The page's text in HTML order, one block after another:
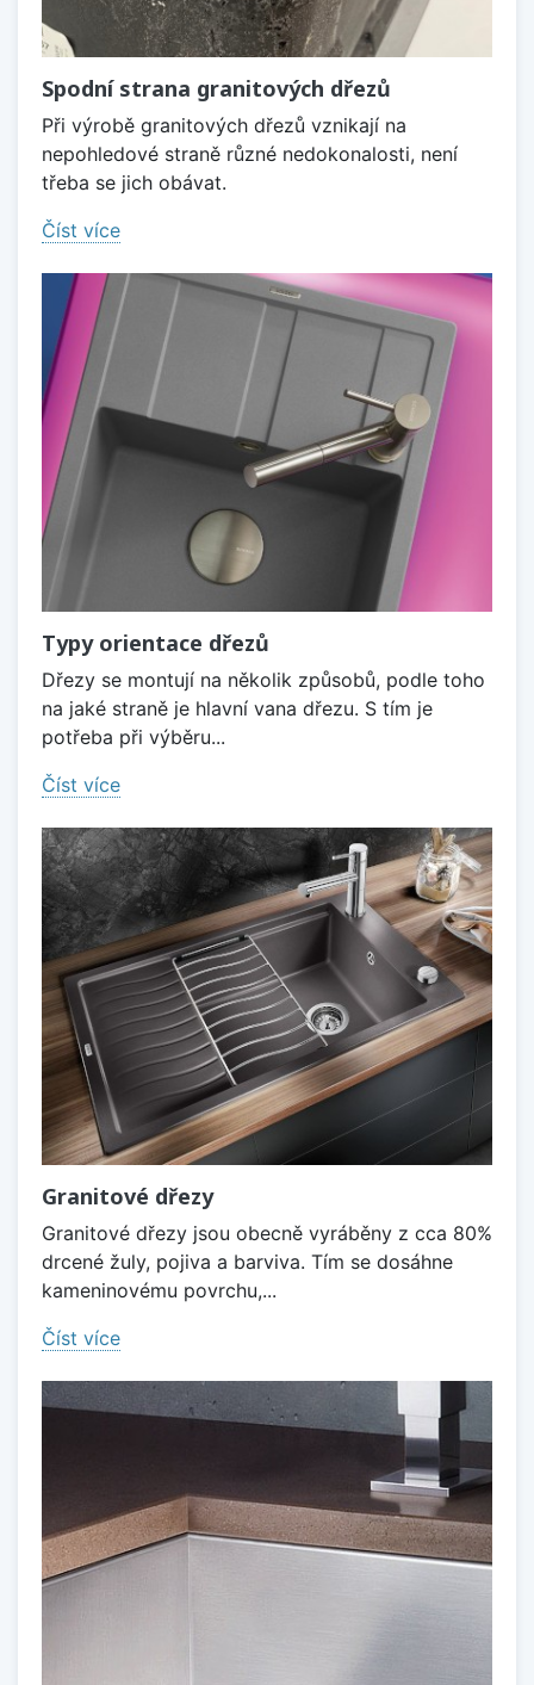
Spodní strana granitových dřezů
Při výrobě granitových dřezů vznikají na
nepohledové straně různé nedokonalosti, není
třeba se jich obávat.
Číst více
Typy orientace dřezů
Dřezy se montují na několik způsobů, podle toho
na jaké straně je hlavní vana dřezu. S tím je
potřeba při výběru...
Číst více
Granitové dřezy
Granitové dřezy jsou obecně vyráběny z cca 80%
drcené žuly, pojiva a barviva. Tím se dosáhne
kameninovému povrchu,...
Číst více